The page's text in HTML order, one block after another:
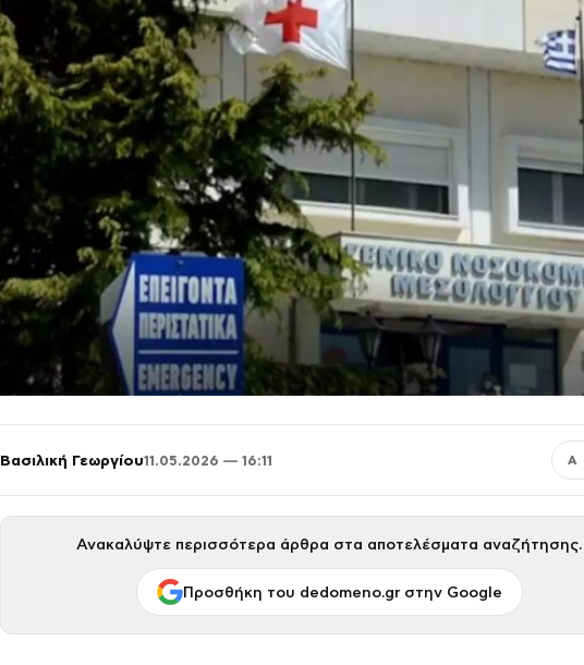
Βασιλική Γεωργίου11.05.2026 — 16:11 Α
Ανακαλύψτε περισσότερα άρθρα στα αποτελέσματα αναζήτησης.
Προσθήκη του dedomeno.gr στην Google